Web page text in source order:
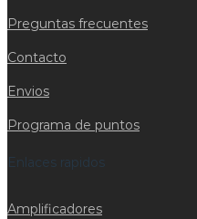
Preguntas frecuentes
Contacto
Envios
Programa de puntos
Enlaces rapidos
Amplificadores